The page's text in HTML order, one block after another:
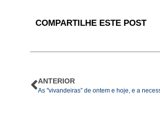
COMPARTILHE ESTE POST
ANTERIOR